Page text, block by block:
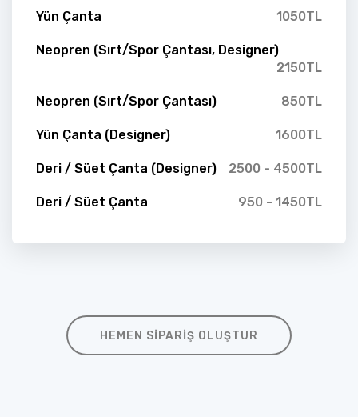
Yün Çanta 1050TL
Neopren (Sırt/Spor Çantası, Designer)
2150TL
Neopren (Sırt/Spor Çantası) 850TL
Yün Çanta (Designer) 1600TL
Deri / Süet Çanta (Designer) 2500 - 4500TL
Deri / Süet Çanta 950 - 1450TL
HEMEN SIPARIŞ OLUŞTUR